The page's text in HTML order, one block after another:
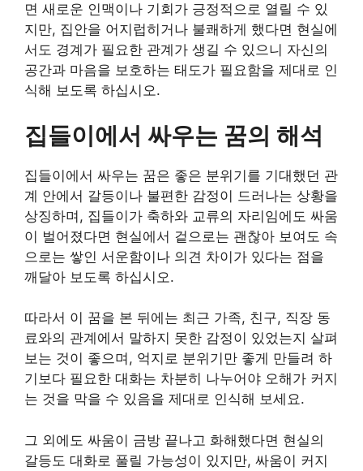
면 새로운 인맥이나 기회가 긍정적으로 열릴 수 있
지만, 집안을 어지럽히거나 불쾌하게 했다면 현실에
서도 경계가 필요한 관계가 생길 수 있으니 자신의
공간과 마음을 보호하는 태도가 필요함을 제대로 인
식해 보도록 하십시오.
집들이에서 싸우는 꿈의 해석
집들이에서 싸우는 꿈은 좋은 분위기를 기대했던 관
계 안에서 갈등이나 불편한 감정이 드러나는 상황을
상징하며, 집들이가 축하와 교류의 자리임에도 싸움
이 벌어졌다면 현실에서 겉으로는 괜찮아 보여도 속
으로는 쌓인 서운함이나 의견 차이가 있다는 점을
깨달아 보도록 하십시오.
따라서 이 꿈을 본 뒤에는 최근 가족, 친구, 직장 동
료와의 관계에서 말하지 못한 감정이 있었는지 살펴
보는 것이 좋으며, 억지로 분위기만 좋게 만들려 하
기보다 필요한 대화는 차분히 나누어야 오해가 커지
는 것을 막을 수 있음을 제대로 인식해 보세요.
그 외에도 싸움이 금방 끝나고 화해했다면 현실의
갈등도 대화로 풀릴 가능성이 있지만, 싸움이 커지